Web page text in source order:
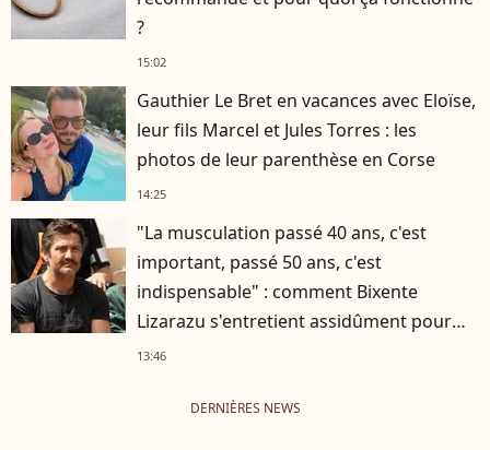
?
15:02
Gauthier Le Bret en vacances avec Eloïse,
leur fils Marcel et Jules Torres : les
photos de leur parenthèse en Corse
14:25
"La musculation passé 40 ans, c'est
important, passé 50 ans, c'est
indispensable" : comment Bixente
Lizarazu s'entretient assidûment pour
rester musclé à 56 ans ?
13:46
DERNIÈRES NEWS